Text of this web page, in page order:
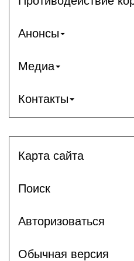
Анонсы
Медиа
Контакты
Карта сайта
Поиск
Авторизоваться
Обычная версия